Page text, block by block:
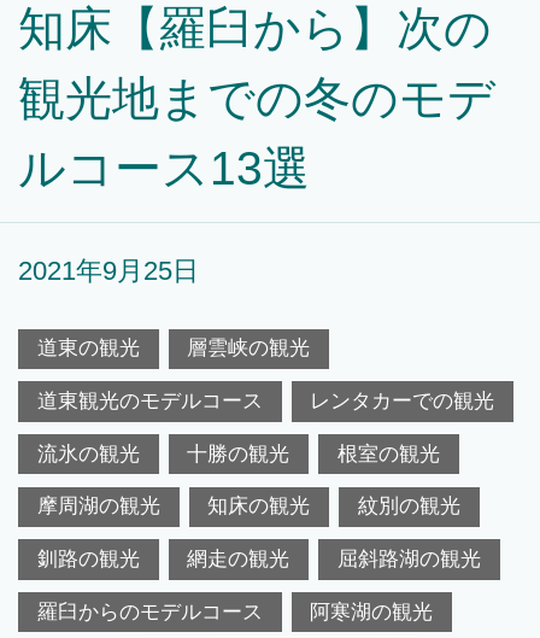
知床【羅臼から】次の
観光地までの冬のモデ
ルコース13選
2021年9月25日
道東の観光 層雲峡の観光
道東観光のモデルコース レンタカーでの観光
流氷の観光 十勝の観光 根室の観光
摩周湖の観光 知床の観光 紋別の観光
釧路の観光 網走の観光 屈斜路湖の観光
羅臼からのモデルコース 阿寒湖の観光